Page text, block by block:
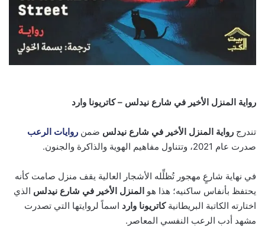
رواية المنزل الأخير في شارع نيدلس – كاتريونا وارد
تندرج رواية المنزل الأخير في شارع نيدلس ضمن روايات الرعب
صدرت عام 2021، وتتناول مفاهيم الهوية والذاكرة والجنون.
في نهاية شارعٍ مهجور تُظلِّله الأشجار العالية يقف منزل صامت كأنه
يحتفظ بأنفاس ساكنيه؛ هذا هو المنزل الأخير في شارع نيدلس الذي
اختارته الكاتبة البريطانيةكاتريونا وارد اسماً لروايتها التي تصدرت
مشهد أدب الرعب النفسي المعاصر.